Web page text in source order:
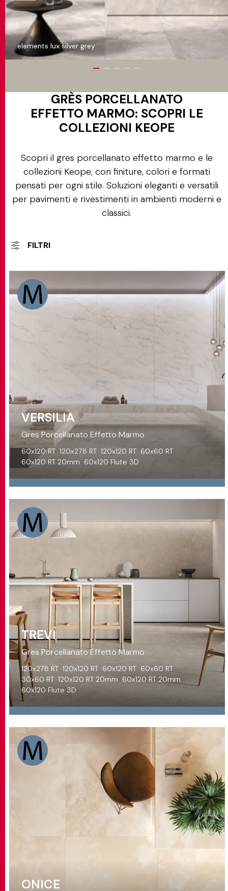
elements lux silver grey
GRÈS PORCELLANATO
EFFETTO MARMO: SCOPRI LE
COLLEZIONI KEOPE
Scopri il gres porcellanato effetto marmo e le
collezioni Keope, con finiture, colori e formati
pensati per ogni stile. Soluzioni eleganti e versatili
per pavimenti e rivestimenti in ambienti moderni e
classici.
FILTRI
VERSILIA
Gres Porcellanato Effetto Marmo
60x120 RT 120x278 RT 120x120 RT 60x60 RT
60x120 RT 20mm 60x120 Flute 3D
TREVI
Gres Porcellanato Effetto Marmo
120x278 RT 120x120 RT 60x120 RT 60x60 RT
30x60 RT 120x120 RT 20mm 60x120 RT 20mm
60x120 Flute 3D
ONICE